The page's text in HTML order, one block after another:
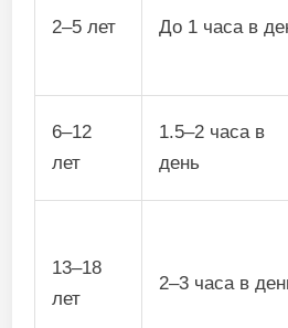
2–5 лет До 1 часа в
6–12
лет
1.5–2 часа в
день
13–18
лет
2–3 часа в